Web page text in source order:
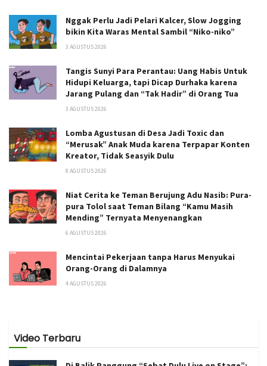
Nggak Perlu Jadi Pelari Kalcer, Slow Jogging
bikin Kita Waras Mental Sambil “Niko-niko”
3 AGUSTUS 2026
Tangis Sunyi Para Perantau: Uang Habis Untuk
Hidupi Keluarga, tapi Dicap Durhaka karena
Jarang Pulang dan “Tak Hadir” di Orang Tua
3 AGUSTUS 2026
Lomba Agustusan di Desa Jadi Toxic dan
“Merusak” Anak Muda karena Terpapar Konten
Kreator, Tidak Seasyik Dulu
8 AGUSTUS 2026
Niat Cerita ke Teman Berujung Adu Nasib: Pura-
pura Tolol saat Teman Bilang “Kamu Masih
Mending” Ternyata Menyenangkan
6 AGUSTUS 2026
Mencintai Pekerjaan tanpa Harus Menyukai
Orang-Orang di Dalamnya
4 AGUSTUS 2026
Video Terbaru